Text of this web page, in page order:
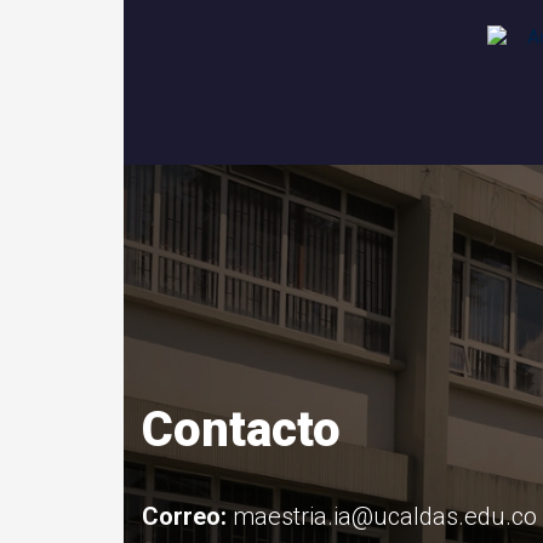
Contacto
Correo:maestria.ia@ucaldas.edu.co